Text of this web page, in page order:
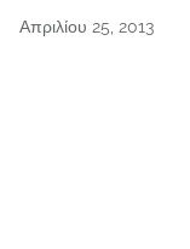
Απριλίου 25, 2013